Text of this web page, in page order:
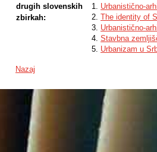
drugih slovenskih
zbirkah:
Urbanistično-
The identity of
Urbanistično-
Stavbna
Urbanizam u
Nazaj